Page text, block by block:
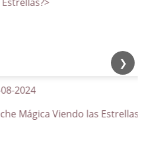
❯
2024
Mágica Viendo las Estrellas